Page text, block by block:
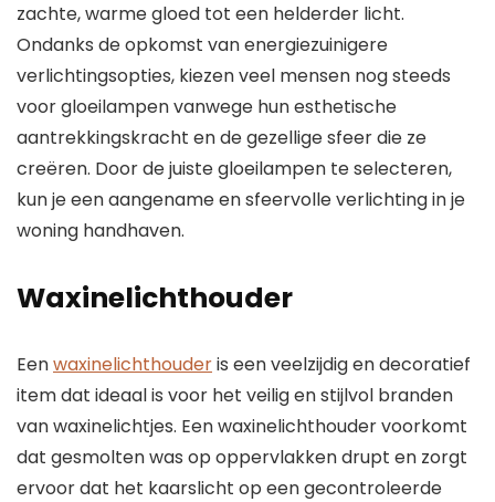
zachte, warme gloed tot een helderder licht.
Ondanks de opkomst van energiezuinigere
verlichtingsopties, kiezen veel mensen nog steeds
voor gloeilampen vanwege hun esthetische
aantrekkingskracht en de gezellige sfeer die ze
creëren. Door de juiste gloeilampen te selecteren,
kun je een aangename en sfeervolle verlichting in je
woning handhaven.
Waxinelichthouder
Eenwaxinelichthouderis een veelzijdig en decoratief
item dat ideaal is voor het veilig en stijlvol branden
van waxinelichtjes. Een waxinelichthouder voorkomt
dat gesmolten was op oppervlakken drupt en zorgt
ervoor dat het kaarslicht op een gecontroleerde